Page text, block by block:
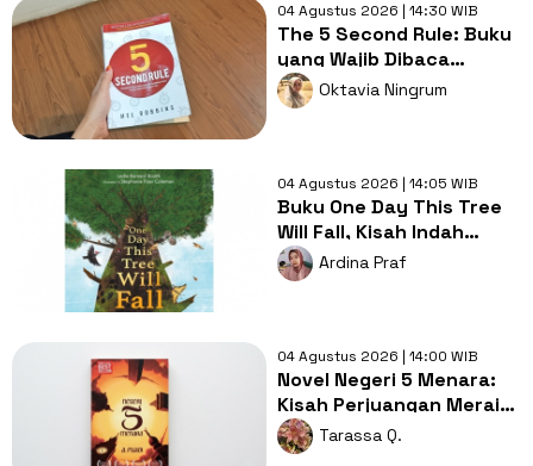
04 Agustus 2026 | 14:30 WIB
The 5 Second Rule: Buku
yang Wajib Dibaca
Mahluk Overthinking!
Oktavia Ningrum
04 Agustus 2026 | 14:05 WIB
Buku One Day This Tree
Will Fall, Kisah Indah
Tentang Hutan dan
Kehidupan
Ardina Praf
04 Agustus 2026 | 14:00 WIB
Novel Negeri 5 Menara:
Kisah Perjuangan Meraih
Mimpi dari Pesantren
Tarassa Q.